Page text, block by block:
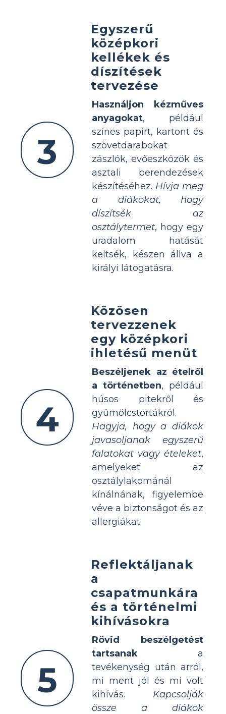
3
Egyszerű
középkori
kellékek és
díszítések
tervezése
Használjon kézműves
anyagokat, például
színes papírt, kartont és
szövetdarabokat
zászlók, evőeszközök és
asztali berendezések
készítéséhez. Hívja meg
a diákokat, hogy
díszítsék az
osztálytermet, hogy egy
uradalom hatását
keltsék, készen állva a
királyi látogatásra.
4
Közösen
tervezzenek
egy középkori
ihletésű menüt
Beszéljenek az ételről
a történetben, például
húsos pitekről és
gyümölcstortákról.
Hagyja, hogy a diákok
javasoljanak egyszerű
falatokat vagy ételeket,
amelyeket az
osztálylakománál
kínálnának, figyelembe
véve a biztonságot és az
allergiákat.
5
Reflektáljanak
a
csapatmunkára
és a történelmi
kihívásokra
Rövid beszélgetést
tartsanak a
tevékenység után arról,
mi ment jól és mi volt
kihívás. Kapcsolják
össze a diákok